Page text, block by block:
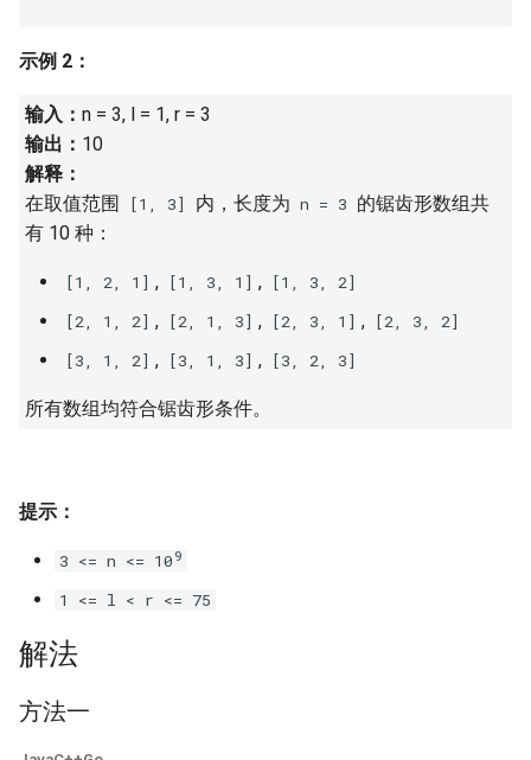
21. 调整数组顺序使奇数位于
偶数前面
22. 链表中倒数第 k 个节点
24. 反转链表
25. 合并两个排序的链表
26. 树的子结构
27. 二叉树的镜像
29. 顺时针打印矩阵
30. 包含 min 函数的栈
18. 有效的回文
19. 最多删除一个字符得到回
文
20. 回文子字符串的个数
21. 删除链表的倒数第 n 个结
22. 链表中环的入口节点
23. 两个链表的第一个重合节
24. 反转链表
25. 链表中的两数相加
3.3. 堆盘子
3.4. 化栈为队
3.5. 栈排序
4.1. 节点间通路
4.2. 最小高度树
4.3. 特定深度节点链表
4.6. 后继者
4.8. 首个共同祖先
4.9. 二叉搜索树序列
示例 2：
输入： n = 3, l = 1, r = 3
输出： 10
解释：
在取值范围
[1, 3] 内，长度为 n = 3 的锯齿形数组共
有 10 种：
[1, 2, 1] , [1, 3, 1] ,
[1, 3, 2]
[2, 1, 2] , [2, 1, 3] , [2, 3, 1] ,
[2, 3, 2]
[3, 1, 2] , [3, 1, 3] , [3, 2, 3]
所有数组均符合锯齿形条件。
提示：
3 <= n <= 10 9
1 <= l < r <= 75
解法
方法一